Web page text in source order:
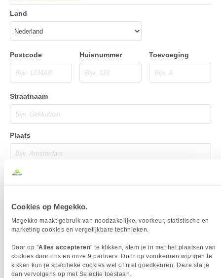
Cookies op Megekko.
Megekko maakt gebruik van noodzakelijke, voorkeur, statistische en
marketing cookies en vergelijkbare technieken.
Door op "Alles accepteren" te klikken, stem je in met het plaatsen van
cookies door ons en onze 9 partners. Door op voorkeuren wijzigen te
kikken kun je specifieke cookies wel of niet goedkeuren. Deze sla je
dan vervolgens op met Selectie toestaan.
Land
Postcode Huisnummer Toevoeging
Straatnaam
Plaats
LEVERDATUM
BEZORGADRES
Bezorgadres is gelijk aan factuuradres
Bezorging op alternatief adres